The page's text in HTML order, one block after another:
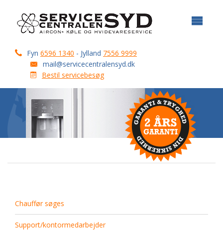
Fyn 6596 1340 - Jylland 7556 9999
mail@servicecentralensyd.dk
Bestil servicebesøg
Chauffør søges
Support/kontormedarbejder